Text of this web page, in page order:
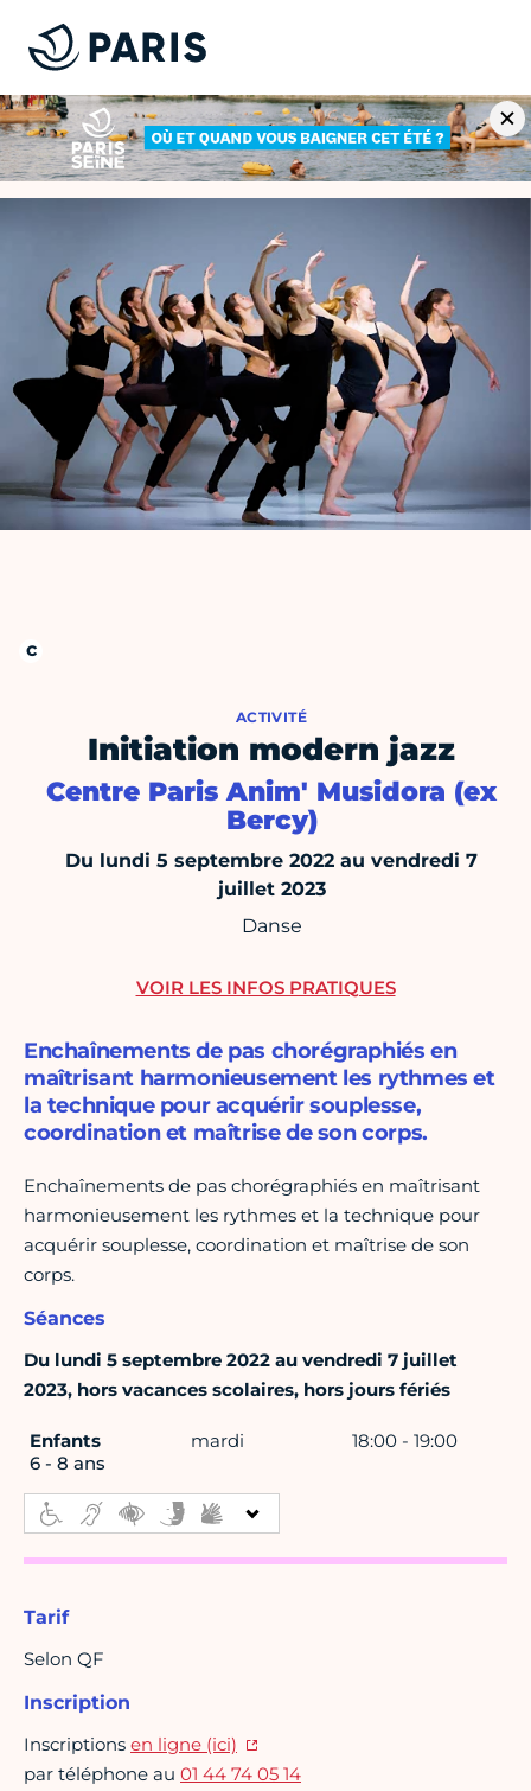
ACTIVITÉ
Initiation modern jazz
Centre Paris Anim' Musidora (ex
Bercy)
Du lundi 5 septembre 2022 au vendredi 7
juillet 2023
Danse
Enchaînements de pas chorégraphiés en
maîtrisant harmonieusement les rythmes et
la technique pour acquérir souplesse,
coordination et maîtrise de son corps.
Enchaînements de pas chorégraphiés en maîtrisant
harmonieusement les rythmes et la technique pour
acquérir souplesse, coordination et maîtrise de son
corps.
Séances
Du lundi 5 septembre 2022 au vendredi 7 juillet
2023, hors vacances scolaires, hors jours fériés
Enfants
6 - 8 ans
mardi 18:00 - 19:00
Tarif
Selon QF
Inscription
Inscriptions en ligne (ici)
par téléphone au 01 44 74 05 14
VOIR LES INFOS PRATIQUES